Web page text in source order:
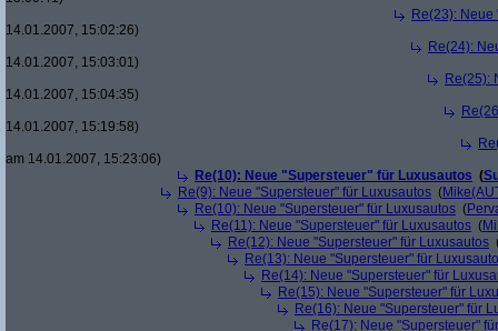
Re(23):
14.01.2007, 15:02:26)
Re(24):
14.01.2007, 15:03:01)
Re(25):
14.01.2007, 15:04:35)
14.01.2007, 15:19:58)
am 14.01.2007, 15:23:06)
Re(10): Neue "Supersteuer" für Luxusautos (
Re(9): Neue "Supersteuer" für Luxusautos (
Re(10): Neue "Supersteuer" für Luxusautos (
Re(11): Neue "Supersteuer" für Luxusautos (
Re(12): Neue "Supersteuer" für Luxusautos
Re(13): Neue "Supersteuer" für
Re(14): Neue "Supersteuer" für
Re(15): Neue "Supersteuer" für
Re(16): Neue "Supersteuer" für
Re(17): Neue "Supersteuer"